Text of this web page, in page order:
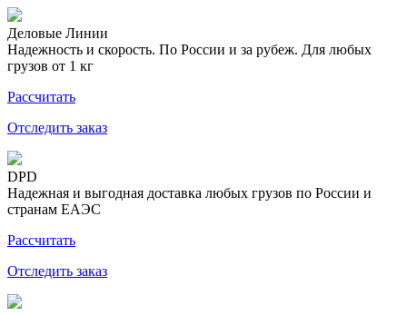
Деловые Линии
Надежность и скорость. По России и за рубеж. Для любых
грузов от 1 кг
Рассчитать
Отследить заказ
DPD
Надежная и выгодная доставка любых грузов по России и
странам ЕАЭС
Рассчитать
Отследить заказ